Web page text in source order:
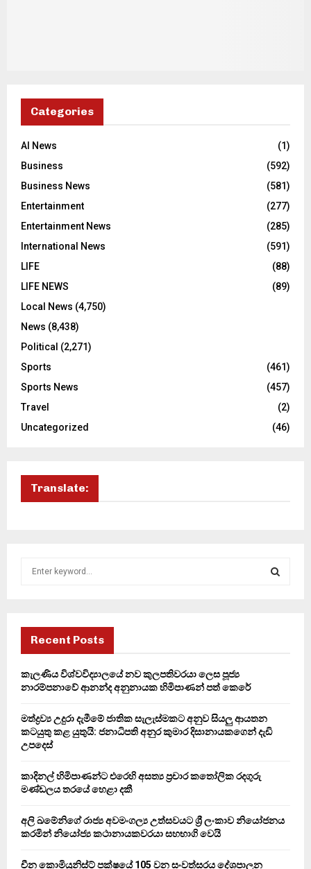
Categories
AI News
(1)
Business
(592)
Business News
(581)
Entertainment
(277)
Entertainment News
(285)
International News
(591)
LIFE
(88)
LIFE NEWS
(89)
Local News (4,750)
News (8,438)
Political (2,271)
Sports
(461)
Sports News
(457)
Travel
(2)
Uncategorized
(46)
Translate:
f
r
H
Recent Posts
කැලණිය විශ්වවිද්‍යාලයේ නව කුලපතිවරයා ලෙස පූජ්‍ය
නාරම්පනාවේ ආනන්ද අනුනායක හිමිපාණන් පත් කෙරේ
මත්ද්‍රව්‍ය උදුරා දැමීමේ ජාතික සැලැස්මකට අනුව සියලු ආයතන
කටයුතු කළ යුතුයි: ජනාධිපති අනුර කුමාර දිසානායකගෙන් දැඩි
උපදෙස්
කාදිනල් හිමිපාණන්ට එරෙහි අසත්‍ය ප්‍රචාර කතෝලික රදගුරු
මණ්ඩලය තරයේ හෙළා දකී
අලි ඛමේනිගේ රාජ්‍ය අවමංගල්‍ය උත්සවයට ශ්‍රී ලංකාව නියෝජනය
කරමින් නියෝජ්‍ය කථානායකවරයා සහභාගි වෙයි
චීන කොමියුනිස්ට් පක්ෂයේ 105 වන සංවත්සරය දේශපාලන